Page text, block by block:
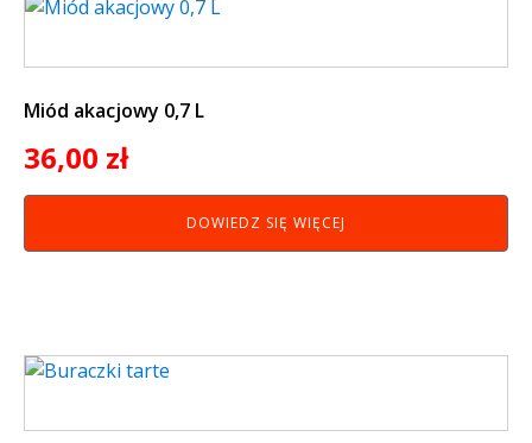
Miód akacjowy 0,7 L
36,00 zł
DOWIEDZ SIĘ WIĘCEJ